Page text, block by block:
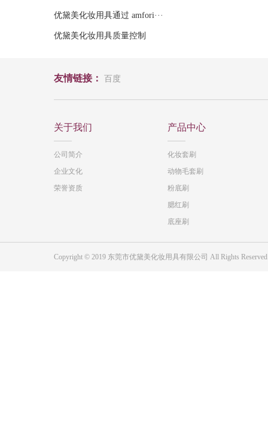
优黛美化妆用具通过 amfori···
优黛美化妆用具质量控制
友情链接： 百度
关于我们
公司简介
企业文化
荣誉资质
产品中心
化妆套刷
动物毛套刷
粉底刷
腮红刷
底座刷
Copyright © 2019 东莞市优黛美化妆用具有限公司 All Rights